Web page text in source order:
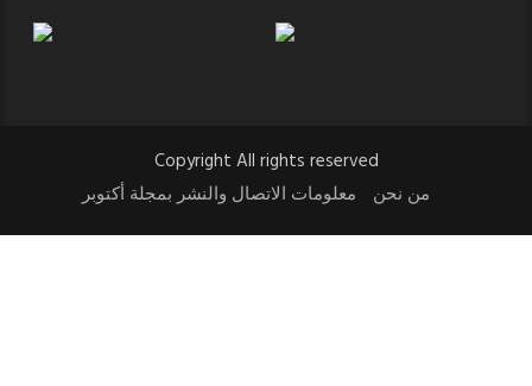
Copyright All rights reserved
من نحن
معلومات الاتصال والنشر بمجلة أكتوبر